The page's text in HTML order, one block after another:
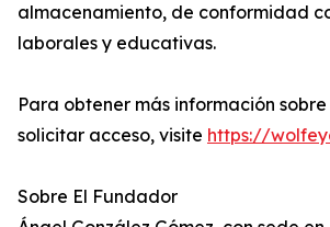
almacenamiento, de conformidad
laborales y educativas.
Para obtener más información
solicitar acceso, visite https://
Sobre El Fundador